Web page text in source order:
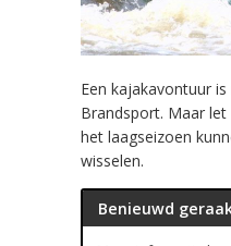
Een kajakavontuur
Brandsport. Maar
het laagseizoen
wisselen.
Benieuwd